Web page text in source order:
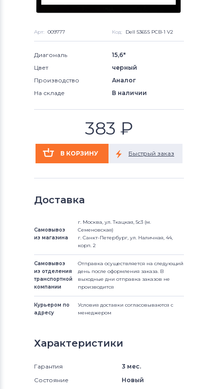
Арт: 009777 Код: Dell 5365S PCB-1 V2
Диагональ
15,6"
Цвет
черный
Производство
Аналог
На складе
В наличии
383 ₽
Доставка
Самовывоз
из магазина
г. Москва, ул. Ткацкая, 5с3 (м.
Семеновская)
г. Санкт-Петербург, ул. Наличная, 44,
корп. 2
Самовывоз
из отделения
транспортной
компании
Отправка осуществляется на следующий
день после оформления заказа. В
выходные дни отправка заказов не
производится
Курьером по
адресу
Условия доставки согласовываются с
менеджером
Характеристики
Гарантия
3 мес.
Состояние
Новый